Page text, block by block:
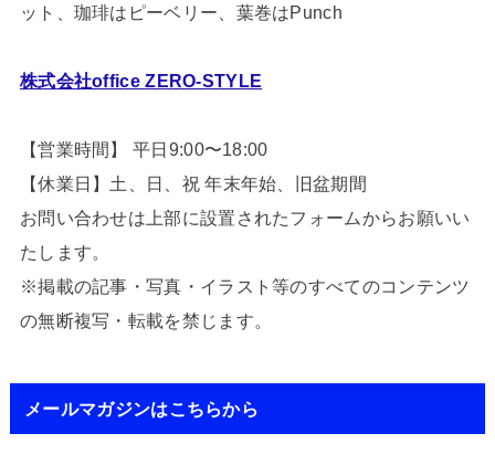
ット、珈琲はピーベリー、葉巻はPunch
株式会社office ZERO-STYLE
【営業時間】 平日9:00〜18:00
【休業日】土、日、祝 年末年始、旧盆期間
お問い合わせは上部に設置されたフォームからお願いい
たします。
※掲載の記事・写真・イラスト等のすべてのコンテンツ
の無断複写・転載を禁じます。
メールマガジンはこちらから